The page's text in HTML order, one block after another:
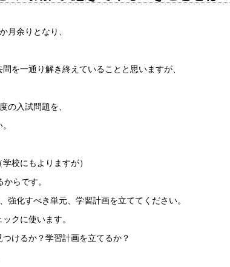
月余りとなり、
を一通り解き終えていることと思いますが、
の入試問題を、
校にもよりますが）
らです。
強化すべき単元、学習計画を立ててください。
クに使います。
けるか？学習計画を立てるか？